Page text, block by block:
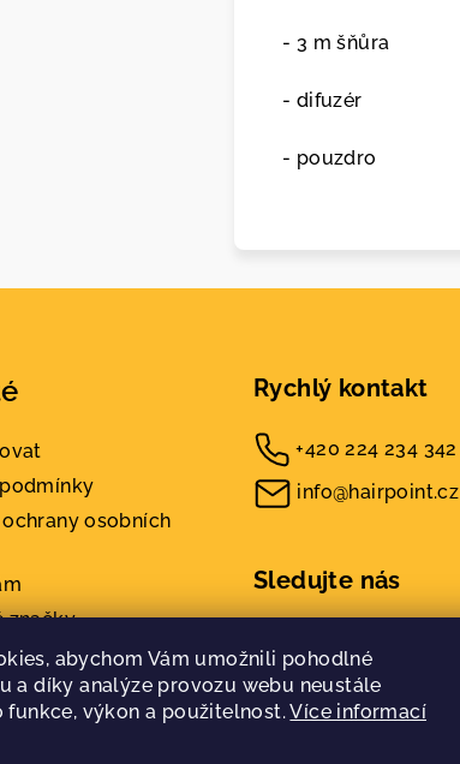
abychom Vám umožnili pohodlné
a díky analýze provozu webu neustále
funkce, výkon a použitelnost.Více informací
- 3 m šňůra
- difuzér
- pouzdro
osobních
značky
Rychlý kontakt
+420 224 234 342
info@hairpoint.cz
Sledujte nás